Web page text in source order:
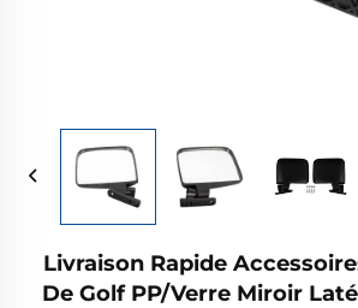
Livraison Rapide
De Golf PP/Verre Miroir